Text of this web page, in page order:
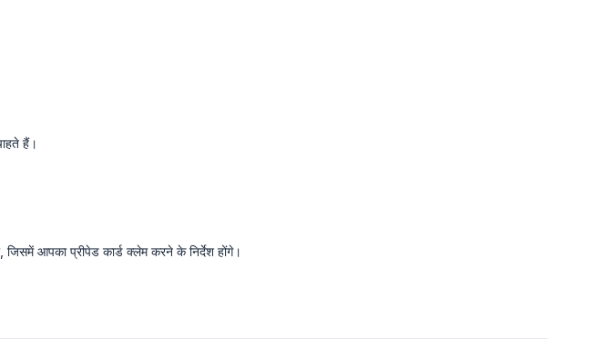
हैं।
आपका प्रीपेड कार्ड क्लेम करने के निर्देश होंगे।